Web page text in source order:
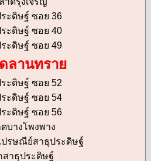
ะดิษฐ์ ซอย 36
ะดิษฐ์ ซอย 40
ะดิษฐ์ ซอย 49
ลานทราย
ะดิษฐ์ ซอย 52
ะดิษฐ์ ซอย 54
ะดิษฐ์ ซอย 56
บางโพงพาง
ปรษณีย์สาธุประดิษฐ์
สาธุประดิษฐ์